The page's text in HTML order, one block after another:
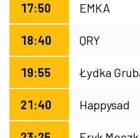
17:50 EMKA
18:40 QRY
19:55 Łydka
21:40 Happysad